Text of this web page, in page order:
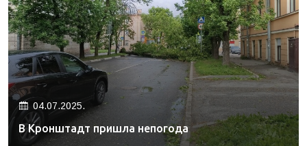
04.07.2025.
В Кронштадт пришла непогода